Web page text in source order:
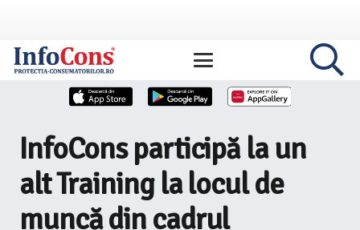
InfoCons participă la un
alt Training la locul de
muncă din cadrul